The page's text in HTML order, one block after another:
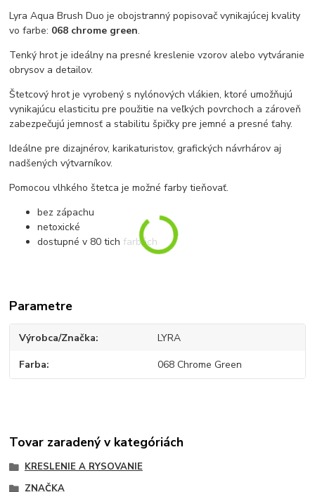
Lyra Aqua Brush Duo je obojstranný popisovač vynikajúcej kvality
vo farbe: 068 chrome green.
Tenký hrot je ideálny na presné kreslenie vzorov alebo vytváranie
obrysov a detailov.
Štetcový hrot je vyrobený s nylónových vlákien, ktoré umožňujú
vynikajúcu elasticitu pre použitie na veľkých povrchoch a zároveň
zabezpečujú jemnosť a stabilitu špičky pre jemné a presné ťahy.
Ideálne pre dizajnérov, karikaturistov, grafických návrhárov aj
nadšených výtvarníkov.
Pomocou vlhkého štetca je možné farby tieňovať.
bez zápachu
netoxické
dostupné v 80 tich farbách
Parametre
Výrobca/Značka LYRA
Farba 068 Chrome Green
Tovar zaradený v kategóriách
KRESLENIE A RYSOVANIE
ZNAČKA